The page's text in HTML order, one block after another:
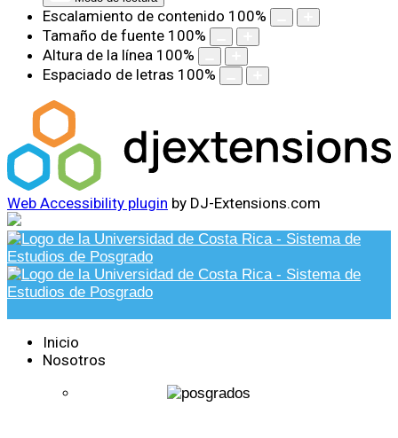
Escalamiento de contenido 100%
Tamaño de fuente 100%
Altura de la línea 100%
Espaciado de letras 100%
Web Accessibility plugin by DJ-Extensions.com
Inicio
Nosotros